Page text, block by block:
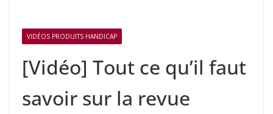
VIDÉOS PRODUITS HANDICAP
[Vidéo] Tout ce qu’il faut
savoir sur la revue